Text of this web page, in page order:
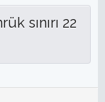
sınırı 22